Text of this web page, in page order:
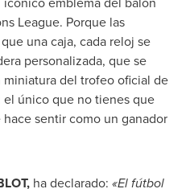
League. Porque las
una caja, cada reloj se
personalizada, que se
del trofeo oficial de
el único que no tienes que
sentir como un ganador
ha declarado: «El fútbol